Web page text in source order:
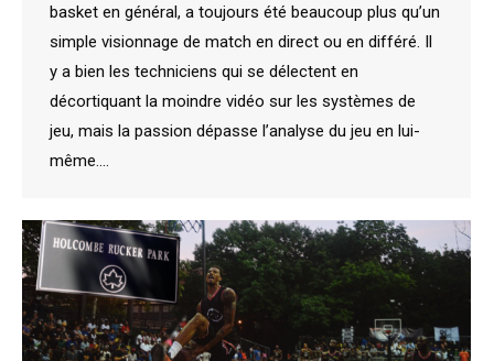
basket en général, a toujours été beaucoup plus qu’un
simple visionnage de match en direct ou en différé. Il
y a bien les techniciens qui se délectent en
décortiquant la moindre vidéo sur les systèmes de
jeu, mais la passion dépasse l’analyse du jeu en lui-
même.…